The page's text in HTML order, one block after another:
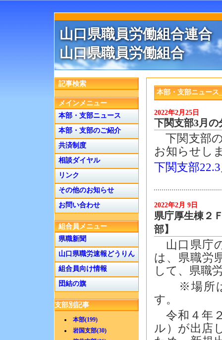
山口県職員労働組合連合
山口県職員労働組合
記事検索
メインメニュー
本部・支部ニュース
本部・支部のご紹介
共済制度
相談ダイヤル
リンク
その他のお知らせ
お問い合わせ
組合員メニュー
県職新聞
山口県職労速報どうりん
組合員向け情報
団結の旗
支部別記事
本部(199)
岩国支部(30)
本部・支部ニュース
2022年2月25日
下関支部3月
下関支部
お知らせし
下関支部
2022年2月 9日
県庁厚生棟２
部】
山口県庁
は、県職労
して、県職
※場所は
す。
令和４年
ル）が出店